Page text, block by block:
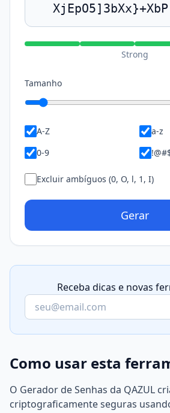
Strong
Tamanho
A-Z
a-z
0-9
Excluir ambíguos (0, O, l, 1, I)
Gerar
Receba dicas e novas
Como usar esta
O Gerador de Senhas da QAZUL
criptograficamente seguras